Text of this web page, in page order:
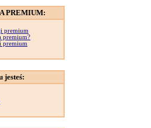
PREMIUM:
premium
premium?
premium
jesteś: